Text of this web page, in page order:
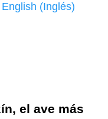
English (Inglés)
el ave más